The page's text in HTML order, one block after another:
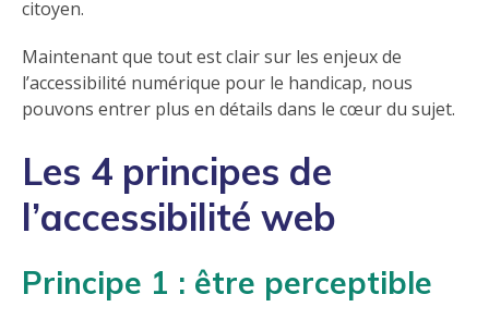
citoyen.
Maintenant que tout est clair sur les enjeux de
l’accessibilité numérique pour le handicap, nous
pouvons entrer plus en détails dans le cœur du sujet.
Les 4 principes de
l’accessibilité web
Principe 1 : être perceptible